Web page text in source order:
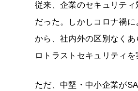
従来、企業のセキュリテ
だった。しかしコロナ禍
から、社内外の区別なく
ロトラストセキュリティ
ただ、中堅・中小企業が